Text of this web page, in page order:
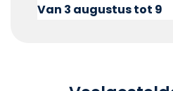
Van 3 augustus tot 9